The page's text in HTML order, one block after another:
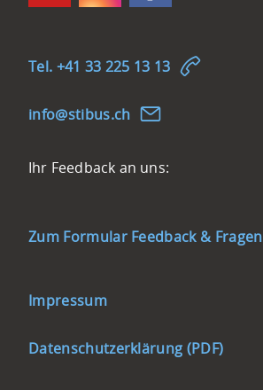
Tel. +41 33 225 13 13
nf st b s ch
Feedback-
Ihr Feedback an uns:
Zum Formular Feedback & Fragen
zum
Impressum
Datenschutzerklärung (PDF)